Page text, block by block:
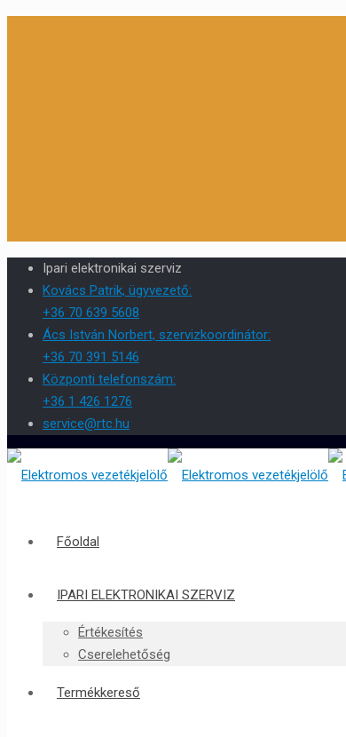
Ipari elektronikai szerviz
Kovács Patrik, ügyvezető:
+36 70 639 5608
Ács István Norbert, szervizkoordinátor:
+36 70 391 5146
Központi telefonszám:
+36 1 426 1276
service@rtc.hu
Főoldal
IPARI ELEKTRONIKAI SZERVIZ
Értékesítés
Cserelehetőség
Termékkereső